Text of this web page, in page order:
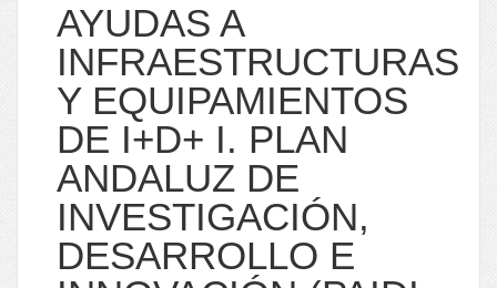
AYUDAS A
INFRAESTRUCTURAS
Y EQUIPAMIENTOS
DE I+D+ I. PLAN
ANDALUZ DE
INVESTIGACIÓN,
DESARROLLO E